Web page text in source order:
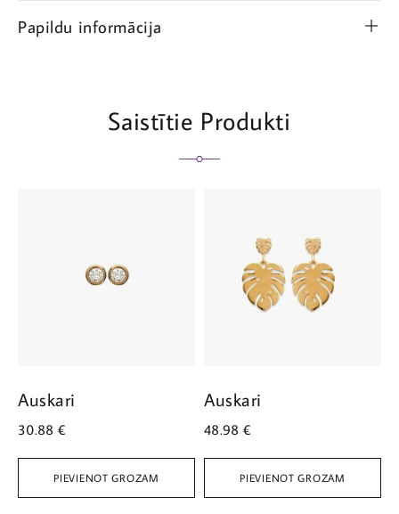
Papildu informācija
Saistītie Produkti
PIEVIENOT GROZAM
Auskari
30.88 €
PIEVIENOT GROZAM
Auskari
48.98 €